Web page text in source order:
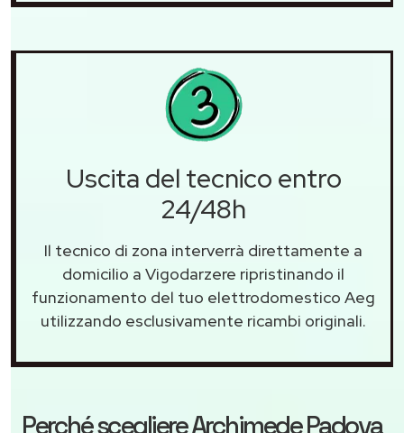
Uscita del tecnico entro
24/48h
Il tecnico di zona interverrà direttamente a
domicilio a Vigodarzere ripristinando il
funzionamento del tuo elettrodomestico Aeg
utilizzando esclusivamente ricambi originali.
Perché scegliereArchimede Padova